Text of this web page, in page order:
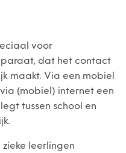
voor
dat het contact
maakt. Via een mobiel
(mobiel) internet een
tussen school en
leerlingen